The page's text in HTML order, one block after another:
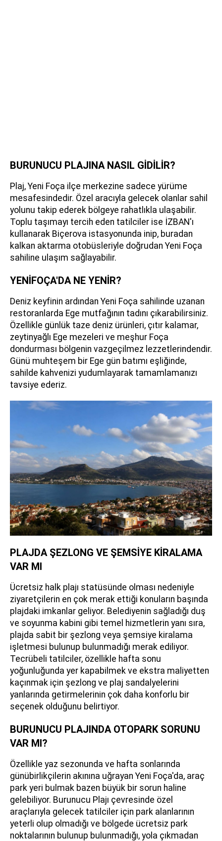
BURUNUCU PLAJINA NASIL GİDİLİR?
Plaj, Yeni Foça ilçe merkezine sadece yürüme
mesafesindedir. Özel aracıyla gelecek olanlar sahil
yolunu takip ederek bölgeye rahatlıkla ulaşabilir.
Toplu taşımayı tercih eden tatilciler ise İZBAN'ı
kullanarak Biçerova istasyonunda inip, buradan
kalkan aktarma otobüsleriyle doğrudan Yeni Foça
sahiline ulaşım sağlayabilir.
YENİFOÇA'DA NE YENİR?
Deniz keyfinin ardından Yeni Foça sahilinde uzanan
restoranlarda Ege mutfağının tadını çıkarabilirsiniz.
Özellikle günlük taze deniz ürünleri, çıtır kalamar,
zeytinyağlı Ege mezeleri ve meşhur Foça
dondurması bölgenin vazgeçilmez lezzetlerindendir.
Günü muhteşem bir Ege gün batımı eşliğinde,
sahilde kahvenizi yudumlayarak tamamlamanızı
tavsiye ederiz.
PLAJDA ŞEZLONG VE ŞEMSİYE KİRALAMA
VAR MI
Ücretsiz halk plajı statüsünde olması nedeniyle
ziyaretçilerin en çok merak ettiği konuların başında
plajdaki imkanlar geliyor. Belediyenin sağladığı duş
ve soyunma kabini gibi temel hizmetlerin yanı sıra,
plajda sabit bir şezlong veya şemsiye kiralama
işletmesi bulunup bulunmadığı merak ediliyor.
Tecrübeli tatilciler, özellikle hafta sonu
yoğunluğunda yer kapabilmek ve ekstra maliyetten
kaçınmak için şezlong ve plaj sandalyelerini
yanlarında getirmelerinin çok daha konforlu bir
seçenek olduğunu belirtiyor.
BURUNUCU PLAJINDA OTOPARK SORUNU
VAR MI?
Özellikle yaz sezonunda ve hafta sonlarında
günübirlikçilerin akınına uğrayan Yeni Foça'da, araç
park yeri bulmak bazen büyük bir sorun haline
gelebiliyor. Burunucu Plajı çevresinde özel
araçlarıyla gelecek tatilciler için park alanlarının
yeterli olup olmadığı ve bölgede ücretsiz park
noktalarının bulunup bulunmadığı, yola çıkmadan